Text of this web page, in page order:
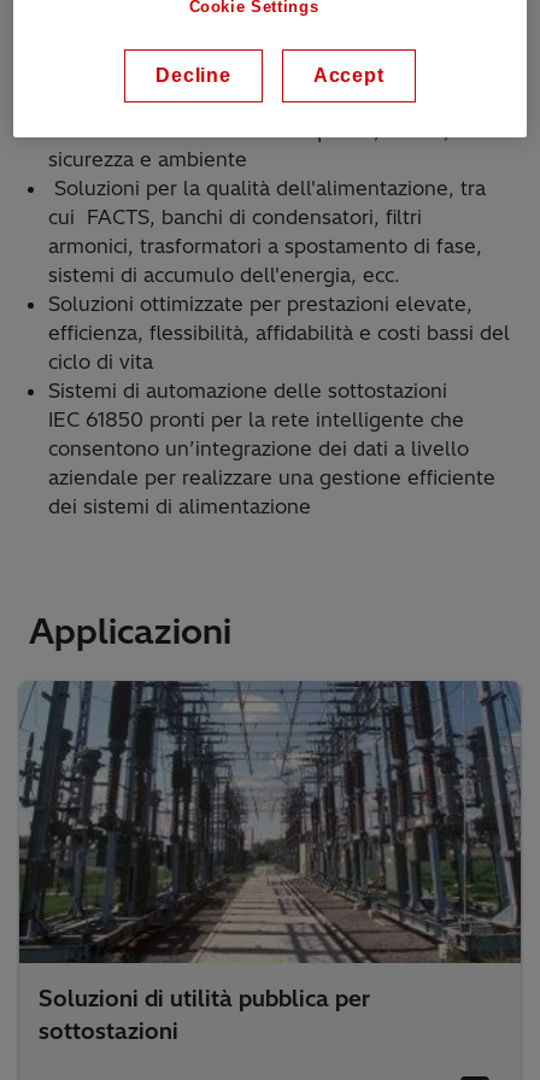
sistema interno
Implementazione rapida del progetto con
interfacce ridotte e rischi inferiori garantiti da
una fonte di responsabilità sola
sicurezza e ambiente
Soluzioni per la qualità dell'alimentazione, tra
cui FACTS, banchi di condensatori, filtri
armonici, trasformatori a spostamento di fase,
sistemi di accumulo dell'energia, ecc.
Soluzioni ottimizzate per prestazioni elevate,
efficienza, flessibilità, affidabilità e costi bassi del
ciclo di vita
Sistemi di automazione delle sottostazioni
IEC 61850 pronti per la rete intelligente che
consentono un’integrazione dei dati a livello
aziendale per realizzare una gestione efficiente
dei sistemi di alimentazione
Applicazioni
Soluzioni di utilità pubblica per
sottostazioni
Cookie Settings
Decline Accept